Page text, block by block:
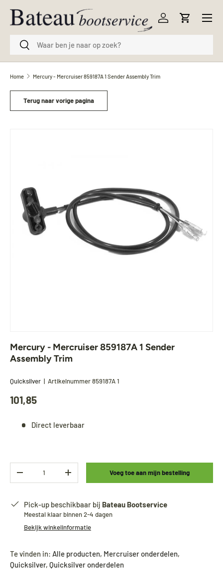
Ga naar inhoud
ZoekenZoeken
Inloggen
Menu
Home Mercury - Mercruiser 859187A 1 Sender Assembly Trim
Terug naar vorige pagina
Mercury - Mercruiser 859187A 1 Sender
Assembly Trim
Quicksilver | Artikelnummer859187A 1
101,85
Direct leverbaar
-
+ Voeg toe aan mijn bestelling
Pick-up beschikbaar bij Bateau Bootservice
Meestal klaar binnen 2-4 dagen
Bekijk winkelinformatie
Te vinden in: Alle producten, Mercruiser onderdelen,
Quicksilver, Quicksilver onderdelen